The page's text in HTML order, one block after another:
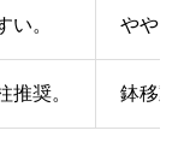
い。 ややコ
推奨。 鉢移動